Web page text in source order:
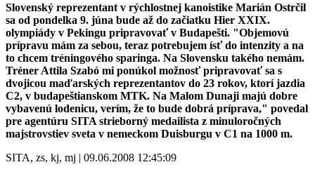
Slovenský reprezentant v rýchlostnej kanoistike Marián Ostrčil
sa od pondelka 9. júna bude až do začiatku Hier XXIX.
olympiády v Pekingu pripravovať v Budapešti. "Objemovú
prípravu mám za sebou, teraz potrebujem ísť do intenzity a na
to chcem tréningového sparinga. Na Slovensku takého nemám.
Tréner Attila Szabó mi ponúkol možnosť pripravovať sa s
dvojicou maďarských reprezentantov do 23 rokov, ktorí jazdia
C2, v budapeštianskom MTK. Na Malom Dunaji majú dobre
vybavenú lodenicu, verím, že to bude dobrá príprava," povedal
pre agentúru SITA strieborný medailista z minuloročných
majstrovstiev sveta v nemeckom Duisburgu v C1 na 1000 m.
SITA, zs, kj, mj | 09.06.2008 12:45:09